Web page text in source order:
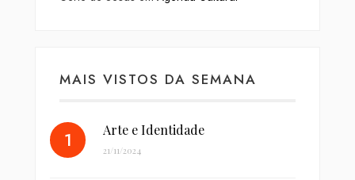
MAIS VISTOS DA SEMANA
Arte e Identidade
21/11/2024